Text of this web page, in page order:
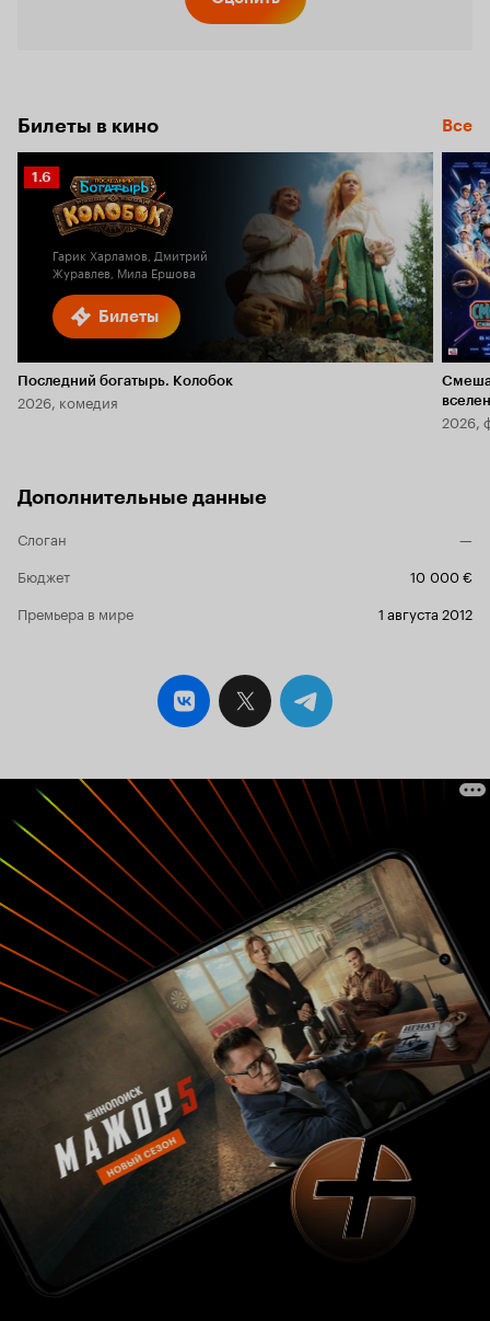
Билеты в кино Все
Билеты
Рейтинг
Кинопоиска
1.6
Гарик Харламов, Дмитрий
Журавлев, Мила Ершова
Последний богатырь. Колобок
2026, комедия
2026,
Дополнительные данные
Слоган
—
Бюджет
10 000 €
Премьера в мире
1 августа 2012